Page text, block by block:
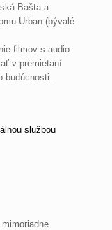
Bašta a
Urban (bývalé
filmov s audio
v premietaní
budúcnosti.